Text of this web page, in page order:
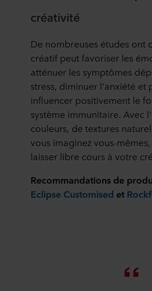
créativité
De nombreuses études ont
créatif peut favoriser les
atténuer les symptômes
stress, diminuer l'anxiété et
influencer positivement le
système immunitaire. Avec
couleurs, de textures
vous imaginez vous-
laisser libre cours à votre
Recommandations de
Eclipse Customised et